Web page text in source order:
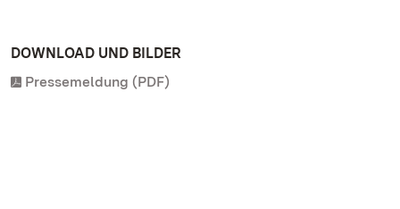
DOWNLOAD UND BILDER
Pressemeldung (PDF)